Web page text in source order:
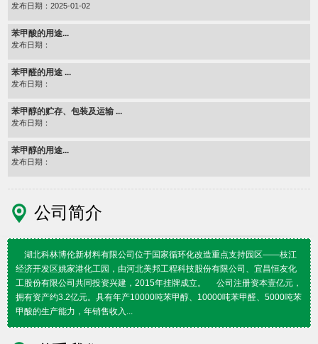
发布日期：2025-01-02
苯甲酸的用途...
发布日期：
苯甲醛的用途 ...
发布日期：
苯甲醇的贮存、包装及运输 ...
发布日期：
苯甲醇的用途...
发布日期：
公司简介
湖北科林博伦新材料有限公司位于国家循环化改造重点支持园区——枝江
经济开发区姚家港化工园，由河北美邦工程科技股份有限公司、宜昌恒友化
工股份有限公司共同投资兴建，2015年挂牌成立。 公司注册资本壹亿元，
拥有资产约3.2亿元。具有年产10000吨苯甲醇、10000吨苯甲醛、5000吨苯
甲酸的生产能力，年销售收入...